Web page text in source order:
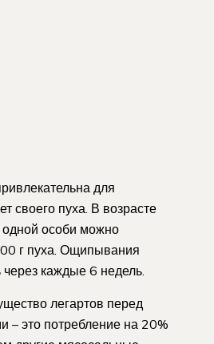
для
своего пуха. В возрасте
особи можно
г пуха. Ощипывания
каждые 6 недель.
легартов перед
– это потребление на 20%